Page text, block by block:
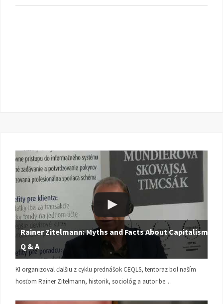
Rainer Zitelmann: Myths and Facts About Capitalism |
Q & A
KI organizoval ďalšiu z cyklu prednášok CEQLS, tentoraz bol naším
hosťom Rainer Zitelmann, historik, sociológ a autor be…